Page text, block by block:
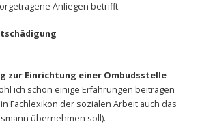
Anliegen betrifft.
zur Einrichtung einer Ombudsstelle
ich schon einige Erfahrungen beitragen
Fachlexikon der sozialen Arbeit auch das
übernehmen soll).